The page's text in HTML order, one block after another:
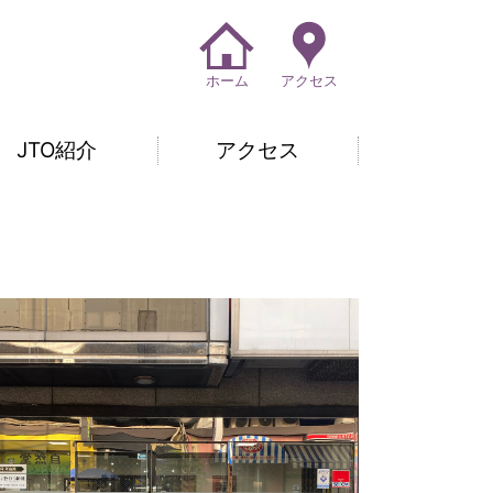
ホーム アクセス
JTO紹介 アクセス